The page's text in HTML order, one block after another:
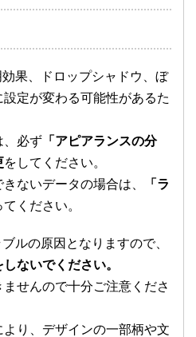
果、ドロップシャドウ、ぼ
定が変わる可能性があるた
、必ず 「アピアランスの分
をしてください。
ないデータの場合は、
「ラ
ください。
ルの原因となりますので、
ないでください。
せんので十分ご注意くださ
り、デザインの一部柄や文